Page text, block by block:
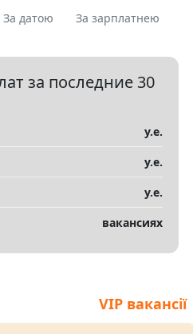
За датою За зарплатнею
за последние 30
у.е.
у.е.
у.е.
вакансиях
VIP вакансії